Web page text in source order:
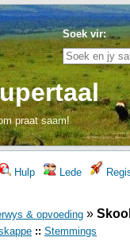
Soek vir:
praat saam!
Hulp Lede
& opvoeding »
:: Stemmings